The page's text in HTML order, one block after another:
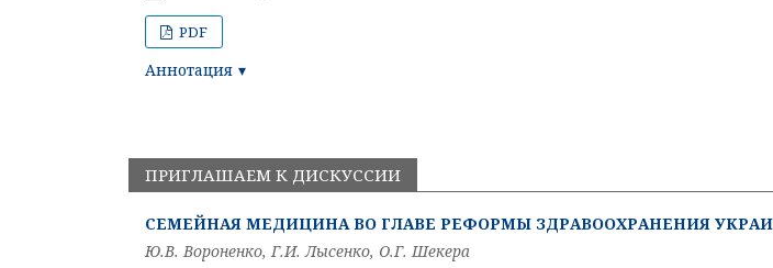
PDF
Аннотация
ПРИГЛАШАЕМ К ДИСКУССИИ
СЕМЕЙНАЯ МЕДИЦИНА ВО ГЛАВЕ РЕФОРМЫ ЗДРАВООХРАНЕНИЯ
Ю.В. Вороненко, Г.И. Лысенко, О.Г. Шекера